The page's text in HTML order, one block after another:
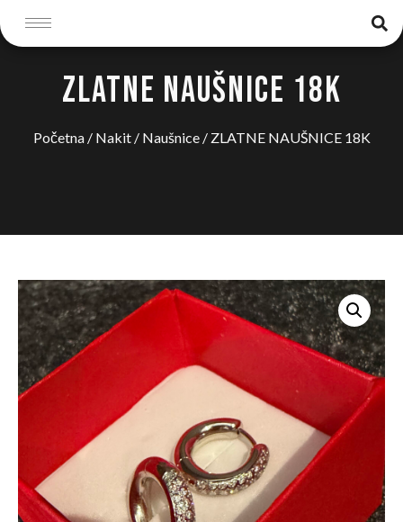
ZLATNE NAUŠNICE 18K
Početna/ Nakit/ Naušnice/ ZLATNE NAUŠNICE 18K